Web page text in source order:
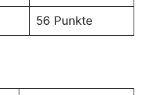
56 Punkte